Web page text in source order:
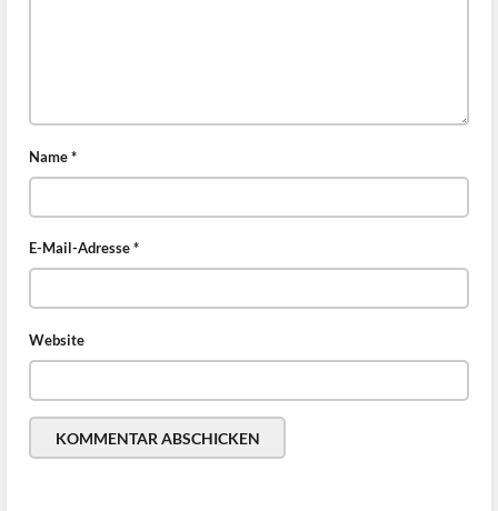
Name*
E-Mail-Adresse*
Website